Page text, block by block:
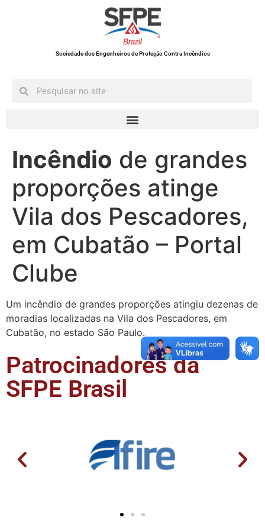
Sociedade dos Engenheiros de Proteção Contra Incêndios
Incêndio de grandes
proporções atinge
Vila dos Pescadores,
em Cubatão – Portal
Clube
Um incêndio de grandes proporções atingiu dezenas de
moradias localizadas na Vila dos Pescadores, em
Cubatão, no estado São Paulo.
Patrocinadores da
SFPE Brasil